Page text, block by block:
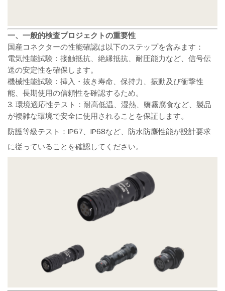
一、一般的検査プロジェクトの重要性
国産コネクターの性能確認は以下のステップを含みます：
電気性能試験：接触抵抗、絶縁抵抗、耐圧能力など、信号伝
送の安定性を確保します。
機械性能試験：挿入・抜き寿命、保持力、振動及び衝撃性
能、長期使用の信頼性を確認するため。
3. 環境適応性テスト：耐高低温、湿熱、鹽霧腐食など、製品
が複雑な環境で安全に使用されることを保証します。
防護等級テスト：IP67、IP68など、防水防塵性能が設計要求
に従っていることを確認してください。